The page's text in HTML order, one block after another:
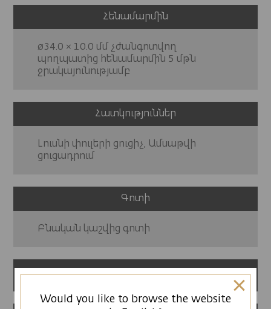
Հենամարմին
ø34.0 × 10.0 մմ չժանգոտվող
պողպատից հենամարմին 5 մթն
ջրակայունությամբ
Հատկություններ
Լուսնի փուլերի ցուցիչ, Ամսաթվի
ցուցադրում
Գոտի
Բնական կաշվից գոտի
12 ամսվա երաշխիք
Would you like to browse the website